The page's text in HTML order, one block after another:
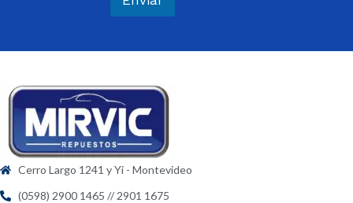
t
r
ó
n
i
c
o
*
Cerro Largo 1241 y Yi - Montevideo
(0598) 2900 1465 // 2901 1675